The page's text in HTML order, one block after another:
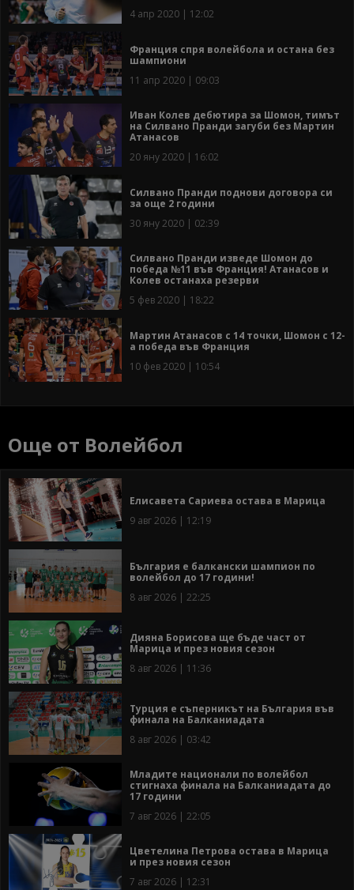
4 апр 2020 | 12:02
Франция спря волейбола и остана без
шампиони
11 апр 2020 | 09:03
Иван Колев дебютира за Шомон, тимът
на Силвано Пранди загуби без Мартин
Атанасов
20 яну 2020 | 16:02
Силвано Пранди поднови договора си
за още 2 години
30 яну 2020 | 02:39
Силвано Пранди изведе Шомон до
победа №11 във Франция! Атанасов и
Колев останаха резерви
5 фев 2020 | 18:22
Мартин Атанасов с 14 точки, Шомон с 12-
а победа във Франция
10 фев 2020 | 10:54
Още от Волейбол
Елисавета Сариева остава в Марица
9 авг 2026 | 12:19
България е балкански шампион по
волейбол до 17 години!
8 авг 2026 | 22:25
Дияна Борисова ще бъде част от
Марица и през новия сезон
8 авг 2026 | 11:36
Турция е съперникът на България във
финала на Балканиадата
8 авг 2026 | 03:42
Младите национали по волейбол
стигнаха финала на Балканиадата до
17 години
7 авг 2026 | 22:05
Цветелина Петрова остава в Марица
и през новия сезон
7 авг 2026 | 12:31